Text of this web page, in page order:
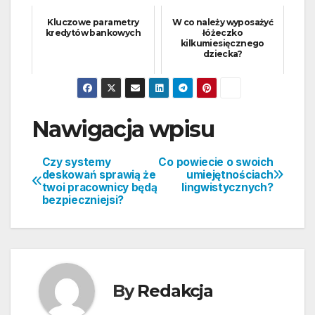
Kluczowe parametry
kredytów bankowych
W co należy wyposażyć
łóżeczko
kilkumiesięcznego
dziecka?
Nawigacja wpisu
Co powiecie o swoich
umiejętnościach
lingwistycznych?
Czy systemy
deskowań sprawią że
twoi pracownicy będą
bezpieczniejsi?
ByRedakcja